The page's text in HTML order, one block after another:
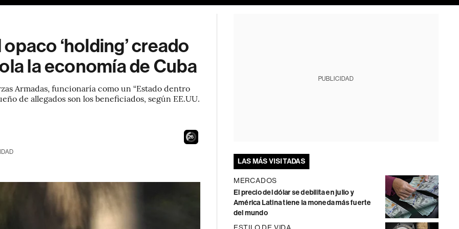
‘holding’ creado
la economía de Cuba
Armadas, funcionaría como un “Estado dentro
de allegados son los beneficiados, según EE.UU.
24
PUBLICIDAD
LAS MÁS VISITADAS
MERCADOS
El precio del dólar se debilita en julio y
América Latina tiene la moneda más fuerte
del mundo